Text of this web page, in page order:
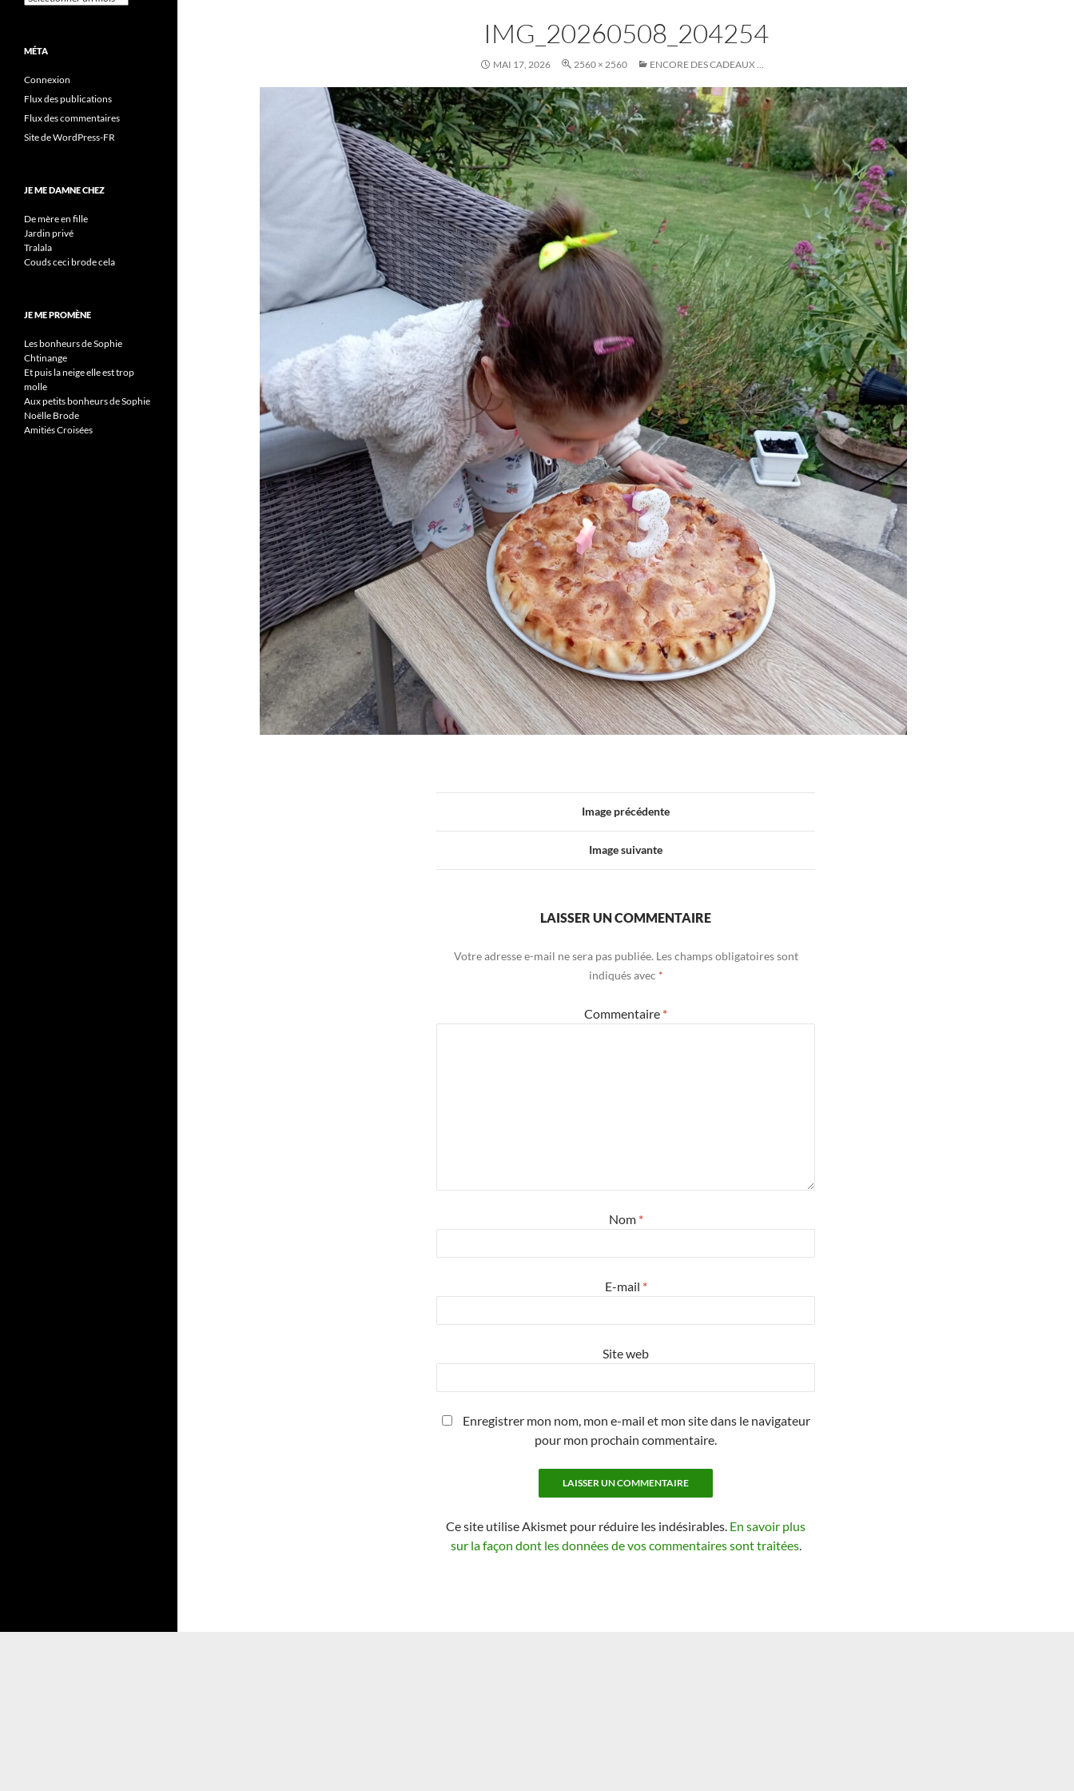
IMG_20260508_204254
MAI 17, 2026 2560 × 2560 ENCORE DES CADEAUX …
Image précédente
Image suivante
LAISSER UN COMMENTAIRE
Votre adresse e-mail ne sera pas publiée. Les champs obligatoires sont
indiqués avec *
Commentaire *
Nom *
E-mail *
Site web
Enregistrer mon nom, mon e-mail et mon site dans le navigateur
pour mon prochain commentaire.
Ce site utilise Akismet pour réduire les indésirables. En savoir plus
sur la façon dont les données de vos commentaires sont traitées.
MÉTA
Connexion
Flux des publications
Flux des commentaires
Site de WordPress-FR
JE ME DAMNE CHEZ
De mère en fille
Jardin privé
Tralala
Couds ceci brode cela
JE ME PROMÈNE
Les bonheurs de Sophie
Chtinange
Et puis la neige elle est trop
molle
Aux petits bonheurs de Sophie
Noëlle Brode
Amitiés Croisées